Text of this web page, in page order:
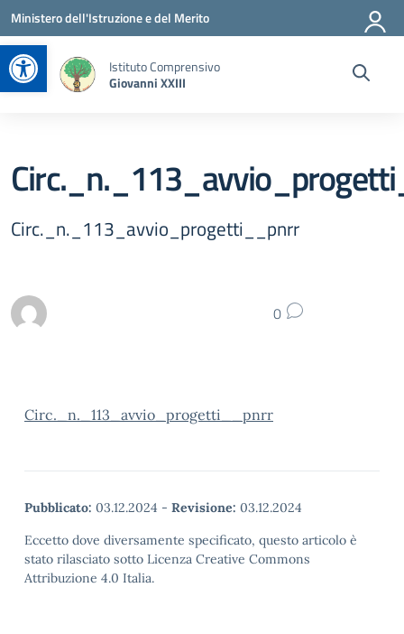
Apri la barra degli strumenti
Vai ai contenuti
Vai al menu di navigazione
Vai al footer
Ministero dell'Istruzione e del Merito
Istituto Comprensivo
Giovanni XXIII
Circ._n._113_avvio_progetti__pnrr
0
Circ._n._113_avvio_progetti__pnrr
Pubblicato: 03.12.2024 - Revisione: 03.12.2024
Eccetto dove diversamente specificato, questo articolo è
stato rilasciato sotto Licenza Creative Commons
Attribuzione 4.0 Italia.